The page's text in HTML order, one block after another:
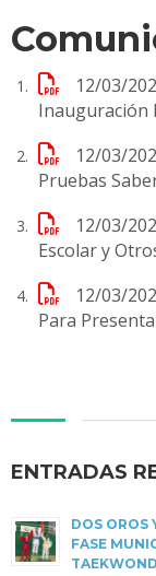
12/03/
Inauguración
12/03/
Pruebas
12/03/
Escolar y
12/03/
Para
ENTRADAS
DOS OROS
FASE